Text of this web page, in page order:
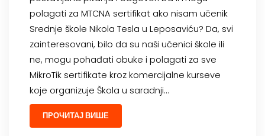
polagati za MTCNA sertifikat ako nisam učenik
Srednje škole Nikola Tesla u Leposaviću? Da, svi
zainteresovani, bilo da su naši učenici škole ili
ne, mogu pohađati obuke i polagati za sve
MikroTik sertifikate kroz komercijalne kurseve
koje organizuje Škola u saradnji…
ПРОЧИТАЈ ВИШЕ